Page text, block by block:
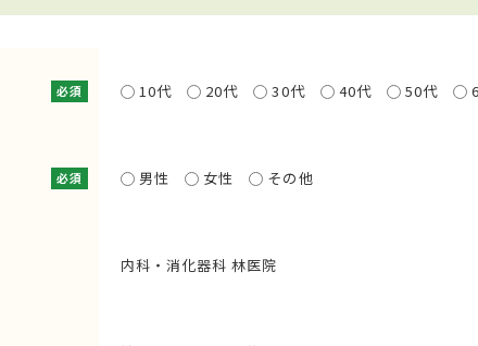
必須 10代 20代 30代 40代 50代
必須 男性 女性 その他
内科・消化器科 林医院